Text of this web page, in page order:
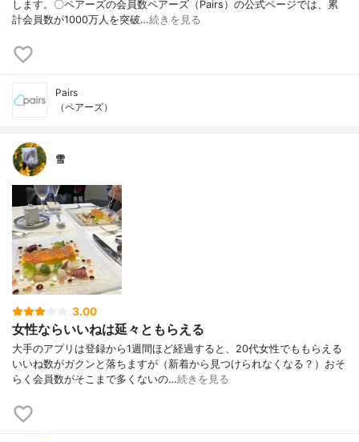
します。〇ペアーズの会員数ペアーズ（Pairs）の公式ページでは、累
計会員数が1000万人を突破…続きを見る
Pairs
（ペアーズ）
雪
3.00
女性ならいいねは延々ともらえる
大手のアプリは登録から1週間ほど経過すると、20代女性でももらえる
いいね数がガクンと落ちますが（新着から見つけられなくなる？）おそ
らく会員数がそこまで多くないの…続きを見る